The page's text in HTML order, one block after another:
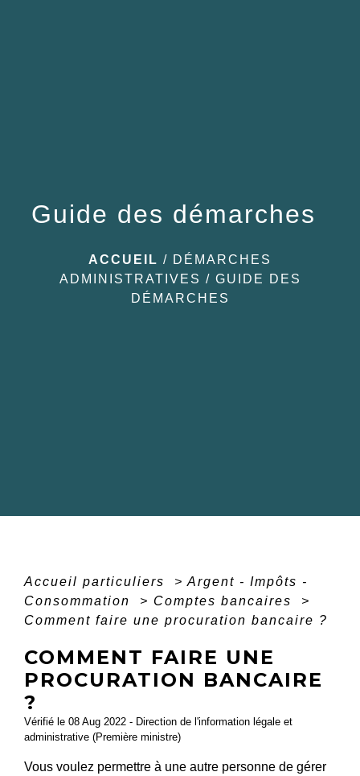
Guide des démarches
ACCUEIL / DÉMARCHES
ADMINISTRATIVES / GUIDE DES
DÉMARCHES
Accueil particuliers > Argent - Impôts -
Consommation
> Comptes bancaires
>
Comment faire une procuration bancaire ?
COMMENT FAIRE UNE
PROCURATION BANCAIRE
?
Vérifié le 08 Aug 2022 - Direction de l'information légale et
administrative (Première ministre)
Vous voulez permettre à une autre personne de gérer